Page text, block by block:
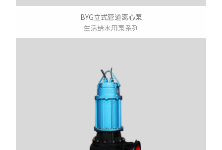
BYG立式管道离心泵
生活给水用泵系列